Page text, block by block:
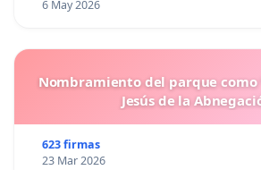
6 May 2026
Nombramiento del parque como
Jesús de la
623 firmas
23 Mar 2026